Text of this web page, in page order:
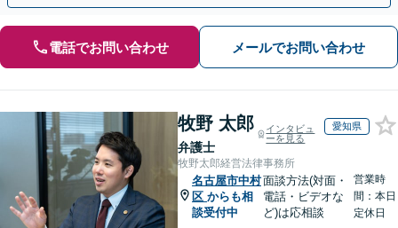
電話でお問い合わせ メールでお問い合わせ
牧野 太郎
弁護士
インタビュ
ーを見る
愛知県
牧野太郎経営法律事務所
名古屋市中村
区 からも相
談受付中
面談方法(対面・
電話・ビデオな
ど)は応相談
営業時
間：本日
定休日